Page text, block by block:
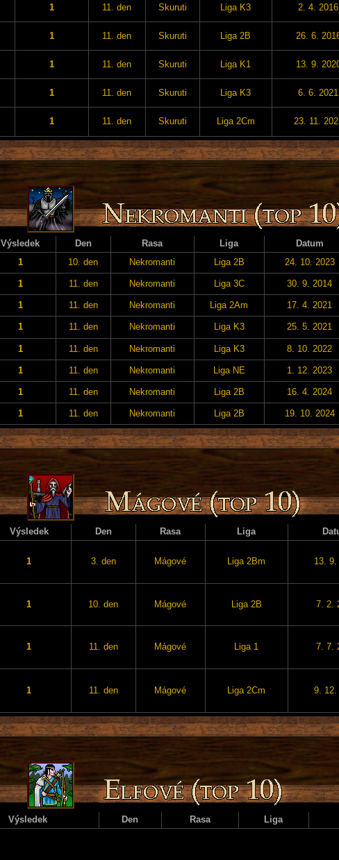
1 11. den Skuruti Liga K3 2. 4. 2016
1 11. den Skuruti Liga 2B 26. 6.
1 11. den Skuruti Liga K1 13. 9.
1 11. den Skuruti Liga K3 6. 6. 2021
1 11. den Skuruti Liga 2Cm 23. 11.
Výsledek Den Rasa Liga Datum
1 10. den Nekromanti Liga 2B 24. 10. 2023
1 11. den Nekromanti Liga 3C 30. 9. 2014
1 11. den Nekromanti Liga 2Am 17. 4. 2021
1 11. den Nekromanti Liga K3 25. 5. 2021
1 11. den Nekromanti Liga K3 8. 10. 2022
1 11. den Nekromanti Liga NE 1. 12. 2023
1 11. den Nekromanti Liga 2B 16. 4. 2024
1 11. den Nekromanti Liga 2B 19. 10. 2024
Výsledek Den Rasa Liga
1 3. den Mágové Liga 2Bm 13. 9.
1 10. den Mágové Liga 2B 7. 2.
1 11. den Mágové Liga 1 7. 7.
1 11. den Mágové Liga 2Cm 9. 12.
Výsledek Den Rasa Liga